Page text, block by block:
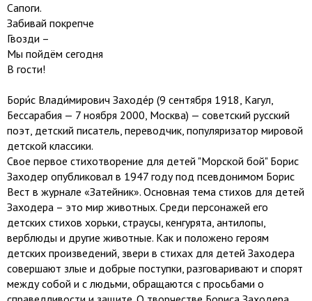
Сапоги.
Забивай покрепче
Гвозди –
Мы пойдём сегодня
В гости!
Бори́с Влади́мирович Заходе́р (9 сентября 1918, Кагул,
Бессарабия — 7 ноября 2000, Москва) — советский русский
поэт, детский писатель, переводчик, популяризатор мировой
детской классики.
Свое первое стихотворение для детей "Морской бой" Борис
Заходер опубликовал в 1947 году под псевдонимом Борис
Вест в журнале «Затейник». Основная тема стихов для детей
Заходера – это мир животных. Среди персонажей его
детских стихов хорьки, страусы, кенгурята, антилопы,
верблюды и другие животные. Как и положено героям
детских произведений, звери в стихах для детей Заходера
совершают злые и добрые поступки, разговаривают и спорят
между собой и с людьми, обращаются с просьбами о